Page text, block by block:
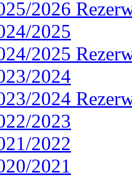
2026
2025
2025
2024
2024
2023
2022
2021